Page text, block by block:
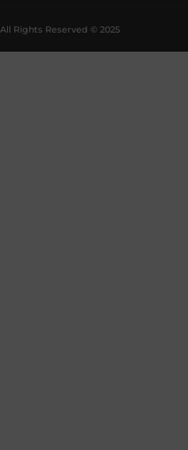
All Rights Reserved © 2025